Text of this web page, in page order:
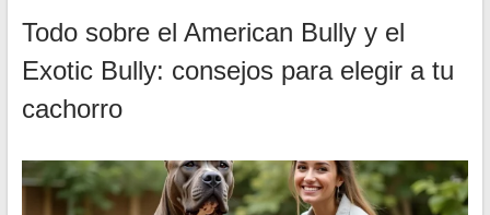
Todo sobre el American Bully y el
Exotic Bully: consejos para elegir a tu
cachorro